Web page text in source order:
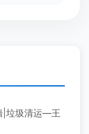
|垃圾清运—王